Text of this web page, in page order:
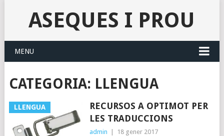
ASEQUES I PROU
MENU
CATEGORIA: LLENGUA
LLENGUA
RECURSOS A OPTIMOT PER
LES TRADUCCIONS
admin 18 gener 2017